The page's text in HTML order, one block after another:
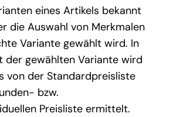
eines Artikels bekannt
die Auswahl von Merkmalen
Variante gewählt wird. In
der gewählten Variante wird
von der Standardpreisliste
bzw.
Preisliste ermittelt.